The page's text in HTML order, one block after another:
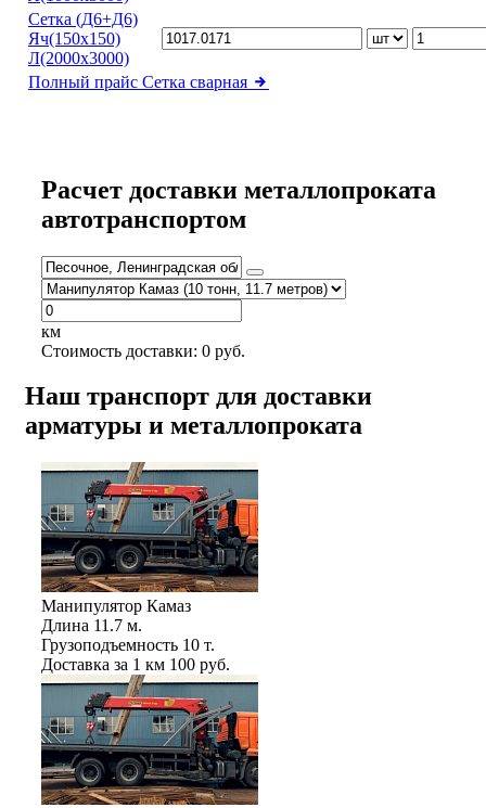
Сетка (Д6+Д6)
Яч(150х150)
Л(2000х3000)
Полный прайс Сетка сварная
Расчет доставки металлопроката
автотранспортом
км
Стоимость доставки: 0 руб.
Наш транспорт для доставки
арматуры и металлопроката
Манипулятор Камаз
Длина 11.7 м.
Грузоподъемность 10 т.
Доставка за 1 км 100 руб.